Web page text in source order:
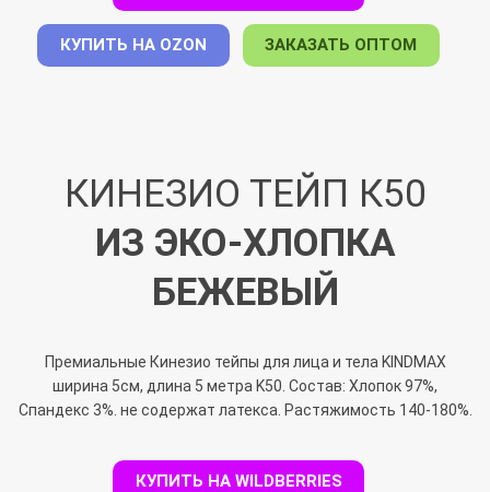
КУПИТЬ НА OZON ЗАКАЗАТЬ ОПТОМ
КИНЕЗИО ТЕЙП К50
ИЗ ЭКО-ХЛОПКА
БЕЖЕВЫЙ
Премиальные Кинезио тейпы для лица и тела KINDMAX
ширина 5см, длина 5 метра K50. Состав: Хлопок 97%,
Спандекс 3%. не содержат латекса. Растяжимость 140-180%.
КУПИТЬ НА WILDBERRIES